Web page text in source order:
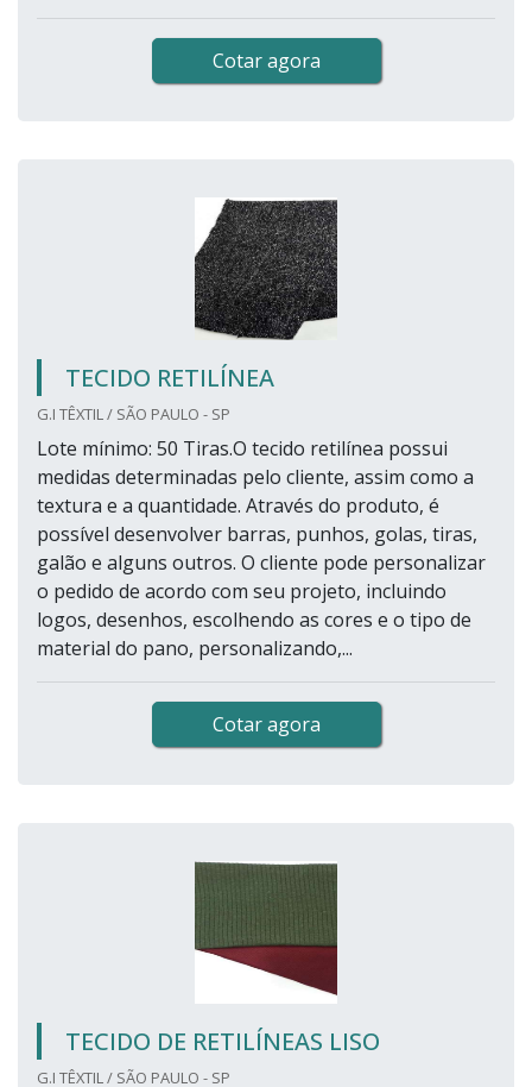
Cotar agora
TECIDO RETILÍNEA
G.I TÊXTIL / SÃO PAULO - SP
Lote mínimo: 50 Tiras.O tecido retilínea possui
medidas determinadas pelo cliente, assim como a
textura e a quantidade. Através do produto, é
possível desenvolver barras, punhos, golas, tiras,
galão e alguns outros. O cliente pode personalizar
o pedido de acordo com seu projeto, incluindo
logos, desenhos, escolhendo as cores e o tipo de
material do pano, personalizando,...
Cotar agora
TECIDO DE RETILÍNEAS LISO
G.I TÊXTIL / SÃO PAULO - SP